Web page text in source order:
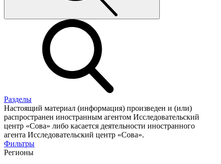
Разделы
Настоящий материал (информация) произведен и (или)
распространен иностранным агентом Исследовательский
центр «Сова» либо касается деятельности иностранного
агента Исследовательский центр «Сова».
Фильтры
Регионы